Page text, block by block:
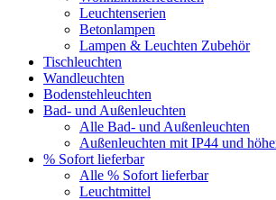
Leuchtenserien
Betonlampen
Lampen & Leuchten Zubehör
Tischleuchten
Wandleuchten
Bodenstehleuchten
Bad- und Außenleuchten
Alle Bad- und Außenleuchten
Außenleuchten mit IP44 und
% Sofort lieferbar
Alle % Sofort lieferbar
Leuchtmittel